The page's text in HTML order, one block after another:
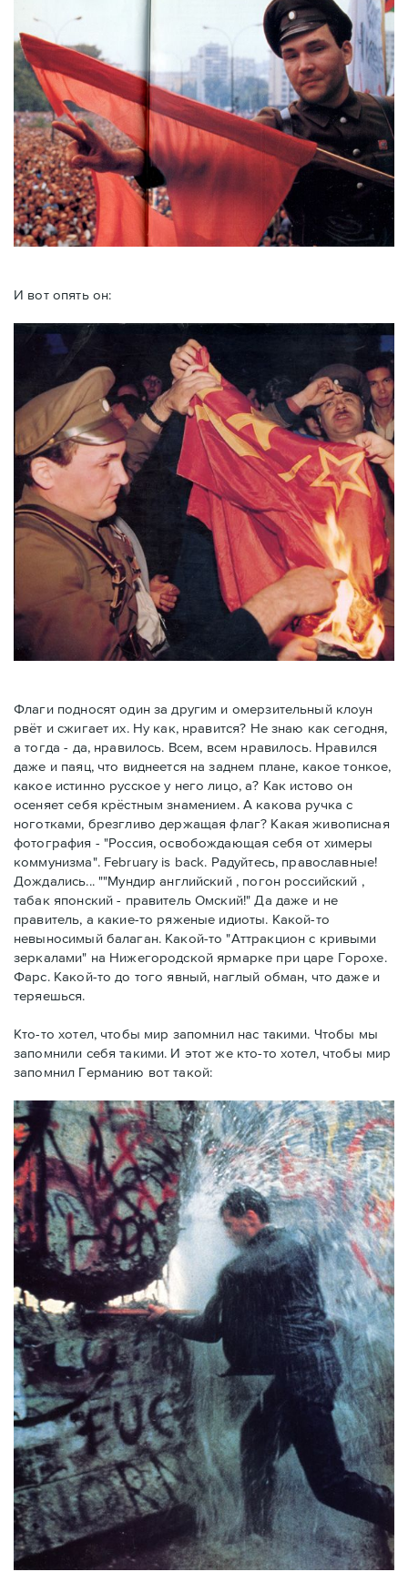
И вот опять он:
Флаги подносят один за другим и омерзительный клоун
рвёт и сжигает их. Ну как, нравится? Не знаю как сегодня,
а тогда - да, нравилось. Всем, всем нравилось. Нравился
даже и паяц, что виднеется на заднем плане, какое тонкое,
какое истинно русское у него лицо, а? Как истово он
осеняет себя крёстным знамением. А какова ручка с
ноготками, брезгливо держащая флаг? Какая живописная
фотография - "Россия, освобождающая себя от химеры
коммунизма". February is back. Радуйтесь, православные!
Дождались... ""Мундир английский , погон российский ,
табак японский - правитель Омский!" Да даже и не
правитель, а какие-то ряженые идиоты. Какой-то
невыносимый балаган. Какой-то "Аттракцион с кривыми
зеркалами" на Нижегородской ярмарке при царе Горохе.
Фарс. Какой-то до того явный, наглый обман, что даже и
теряешься.
Кто-то хотел, чтобы мир запомнил нас такими. Чтобы мы
запомнили себя такими. И этот же кто-то хотел, чтобы мир
запомнил Германию вот такой: